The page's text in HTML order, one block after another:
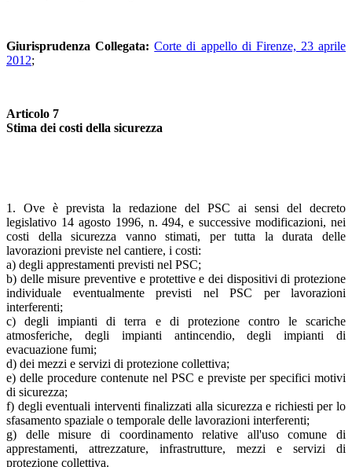
Giurisprudenza Collegata:Corte di appello di Firenze, 23 aprile
2012;
Articolo 7
Stima dei costi della sicurezza
1. Ove è prevista la redazione del PSC ai sensi del decreto
legislativo 14 agosto 1996, n. 494, e successive modificazioni, nei
costi della sicurezza vanno stimati, per tutta la durata delle
lavorazioni previste nel cantiere, i costi:
a) degli apprestamenti previsti nel PSC;
b) delle misure preventive e protettive e dei dispositivi di protezione
individuale eventualmente previsti nel PSC per lavorazioni
interferenti;
c) degli impianti di terra e di protezione contro le scariche
atmosferiche, degli impianti antincendio, degli impianti di
evacuazione fumi;
d) dei mezzi e servizi di protezione collettiva;
e) delle procedure contenute nel PSC e previste per specifici motivi
di sicurezza;
f) degli eventuali interventi finalizzati alla sicurezza e richiesti per lo
sfasamento spaziale o temporale delle lavorazioni interferenti;
g) delle misure di coordinamento relative all'uso comune di
apprestamenti, attrezzature, infrastrutture, mezzi e servizi di
protezione collettiva.